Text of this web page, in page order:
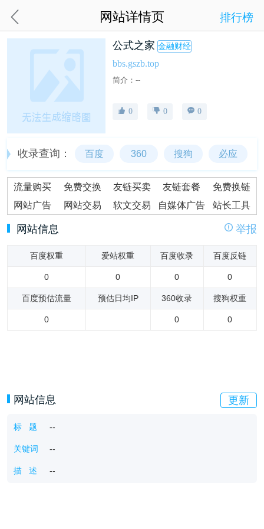
网站详情页 排行榜
公式之家 金融财经
bbs.gszb.top
简介：--
0 0 0
收录查询： 百度 360 搜狗 必应
流量购买 免费交换 友链买卖 友链套餐
免费换链
网站广告
网站交易 软文交易 自媒体广告 站长工具
网站信息 举报
百度权重 爱站权重 百度收录 百度反链
0 0 0 0
百度预估流量 预估日均IP 360收录 搜狗权重
0 0 0
网站信息 更新
标 题 --
关键词 --
描 述 --